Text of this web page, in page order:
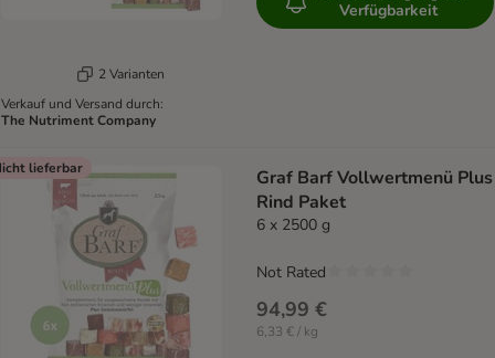
2 Varianten
Verkauf und Versand durch:
The Nutriment Company
Verfügbarkeit
lieferbar
Graf Barf Vollwertmenü Plus
Rind Paket
6 x 2500 g
94,99 €
6,33 € / kg
Not Rated